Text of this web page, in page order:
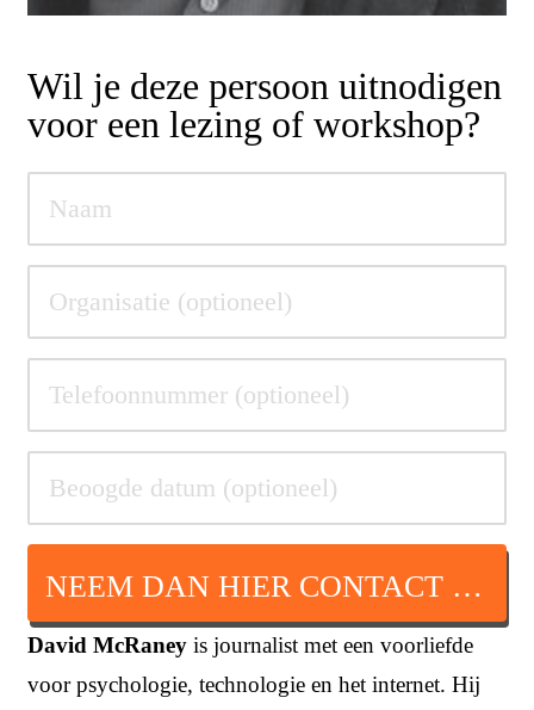
Wil je deze persoon uitnodigen
voor een lezing of workshop?
NEEM DAN HIER CONTACT OP
David McRaney is journalist met een voorliefde
voor psychologie, technologie en het internet. Hij